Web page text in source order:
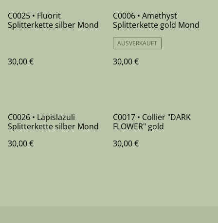
C0025 • Fluorit
Splitterkette silber Mond
30,00 €
C0006 • Amethyst
Splitterkette gold Mond
AUSVERKAUFT
30,00 €
C0026 • Lapislazuli
Splitterkette silber Mond
30,00 €
C0017 • Collier "DARK
FLOWER" gold
30,00 €